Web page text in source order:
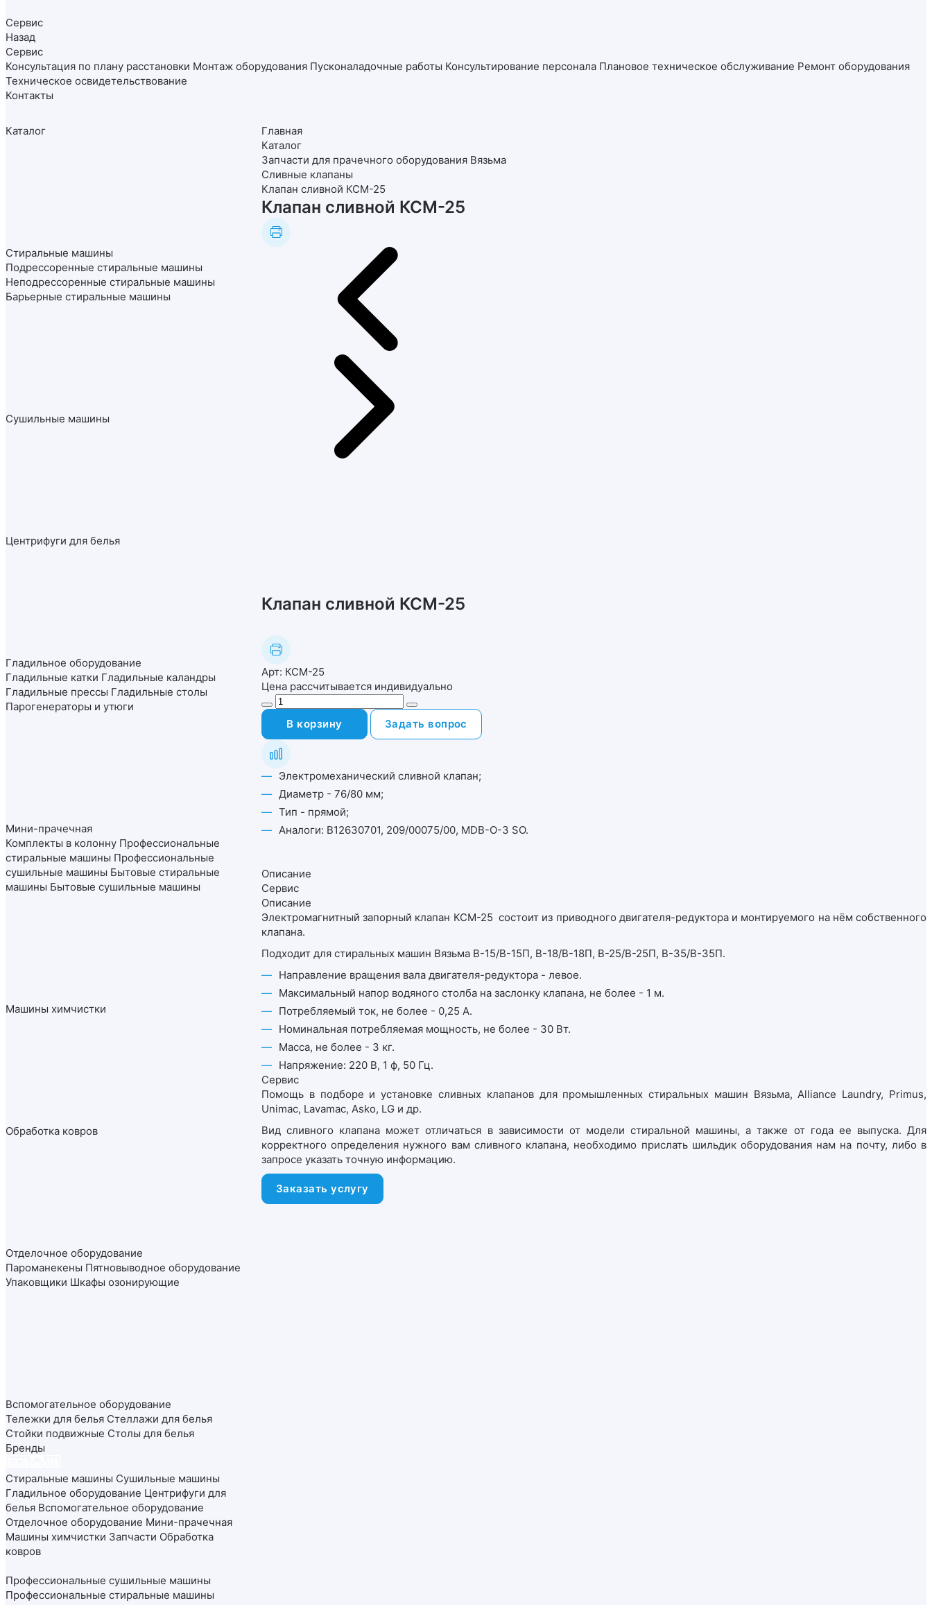
Сервис
Назад
Сервис
Конcультация по плану расстановки Монтаж оборудования Пусконаладочные работы Консультирование персонала Плановое техническое обслуживание Ремонт оборудования
Техническое освидетельствование
Контакты
Каталог
Стиральные машины
Подрессоренные стиральные машины
Неподрессоренные стиральные машины
Барьерные стиральные машины
Сушильные машины
Центрифуги для белья
Гладильное оборудование
Гладильные катки Гладильные каландры
Гладильные прессы Гладильные столы
Парогенераторы и утюги
Мини-прачечная
Комплекты в колонну Профессиональные
стиральные машины Профессиональные
сушильные машины Бытовые стиральные
машины Бытовые сушильные машины
Машины химчистки
Обработка ковров
Отделочное оборудование
Пароманекены Пятновыводное оборудование
Упаковщики Шкафы озонирующие
Вспомогательное оборудование
Тележки для белья Стеллажи для белья
Стойки подвижные Столы для белья
Бренды
Стиральные машины Сушильные машины
Гладильное оборудование Центрифуги для
белья Вспомогательное оборудование
Отделочное оборудование Мини-прачечная
Машины химчистки Запчасти Обработка
ковров
Профессиональные сушильные машины
Профессиональные стиральные машины
Главная
Каталог
Запчасти для прачечного оборудования Вязьма
Сливные клапаны
Клапан сливной КСМ-25
Клапан сливной КСМ-25
Клапан сливной КСМ-25
Арт: КСМ-25
Цена рассчитывается индивидуально
В корзину Задать вопрос
Электромеханический сливной клапан;
Диаметр - 76/80 мм;
Тип - прямой;
Аналоги: В12630701, 209/00075/00, MDB-O-3 SO.
Описание
Сервис
Описание
Электромагнитный запорный клапан КСМ-25 состоит из приводного двигателя-редуктора и монтируемого на нём собственного
клапана.
Подходит для стиральных машин Вязьма В-15/В-15П, В-18/В-18П, В-25/В-25П, В-35/В-35П.
Направление вращения вала двигателя-редуктора - левое.
Максимальный напор водяного столба на заслонку клапана, не более - 1 м.
Потребляемый ток, не более - 0,25 А.
Номинальная потребляемая мощность, не более - 30 Вт.
Масса, не более - 3 кг.
Напряжение: 220 В, 1 ф, 50 Гц.
Сервис
Помощь в подборе и установке сливных клапанов для промышленных стиральных машин Вязьма, Alliance Laundry, Primus,
Unimac, Lavamac, Asko, LG и др.
Вид сливного клапана может отличаться в зависимости от модели стиральной машины, а также от года ее выпуска. Для
корректного определения нужного вам сливного клапана, необходимо прислать шильдик оборудования нам на почту, либо в
запросе указать точную информацию.
Заказать услугу